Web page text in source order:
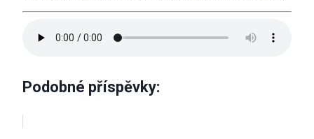
Podobné příspěvky: